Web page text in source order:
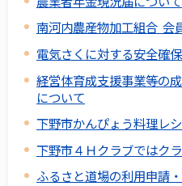
南河内農産物加工組合 会
電気さくに対する安全確
経営体育成支援事業等の
について
下野市かんぴょう料理レ
下野市４Ｈクラブではク
ふるさと道場の利用申請